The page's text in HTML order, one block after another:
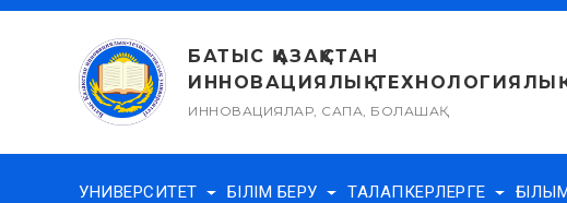
Skip
БАТЫС ҚАЗАҚСТАН
ИННОВАЦИЯЛЫҚ-ТЕХНОЛОГИЯЛЫҚ
ИННОВАЦИЯЛАР, САПА, БОЛАШАҚ
УНИВЕРСИТЕТ БІЛІМ БЕРУ ТАЛАПКЕРЛЕРГЕ